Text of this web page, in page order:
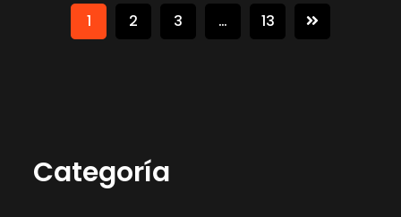
1 2 3 … 13
Categoría